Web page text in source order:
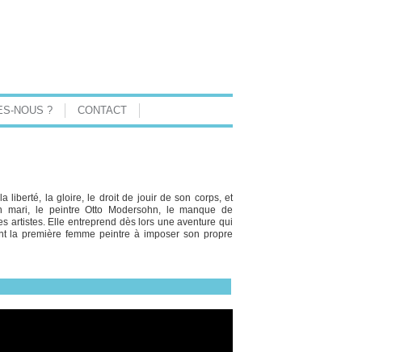
NOUS ? CONTACT
liberté, la gloire, le droit de jouir de son corps, et
mari, le peintre Otto Modersohn, le manque de
artistes. Elle entreprend dès lors une aventure qui
la première femme peintre à imposer son propre